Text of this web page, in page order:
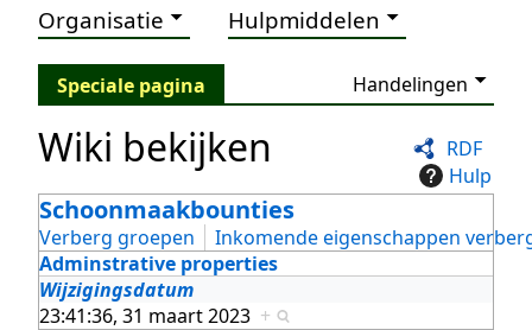
Organisatie Hulpmiddelen
Speciale pagina Handelingen
RDF
Hulp
Wiki bekijken
Schoonmaakbounties
Verberg groepen
Inkomende eigenschappen
Adminstrative properties
Wijzigingsdatum
23:41:36, 31 maart 2023 +